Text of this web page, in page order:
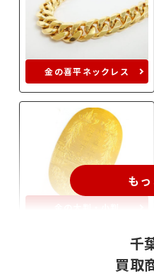
金の喜平ネックレス
も
千
買取